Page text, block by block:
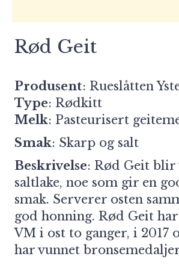
Rød Geit
Produsent: Rueslåtten
Type: Rødkitt
Melk: Pasteurisert
Smak: Skarp og salt
Beskrivelse: Rød Geit blir
saltlake, noe som gir en
smak. Serverer osten
god honning. Rød Geit
VM i ost to ganger, i 2017
har vunnet